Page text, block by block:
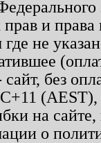
прав и
не
без
на
о